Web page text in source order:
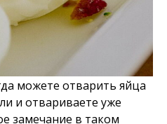
можете отварить яйца
и отвариваете уже
замечание в таком